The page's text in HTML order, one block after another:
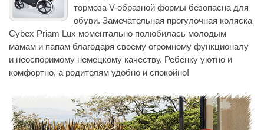
тормоза V-образной формы безопасна для
обуви. Замечательная прогулочная коляска
Cybex Priam Lux моментально полюбилась молодым
мамам и папам благодаря своему огромному функционалу
и неоспоримому немецкому качеству. Ребенку уютно и
комфортно, а родителям удобно и спокойно!